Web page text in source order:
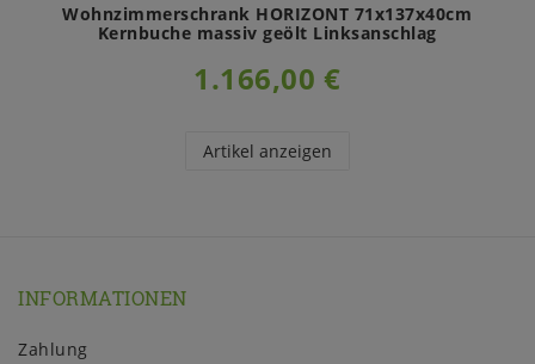
Wohnzimmerschrank HORIZONT 71x137x40cm
Kernbuche massiv geölt Linksanschlag
1.166,00 €
Artikel anzeigen
INFORMATIONEN
Zahlung